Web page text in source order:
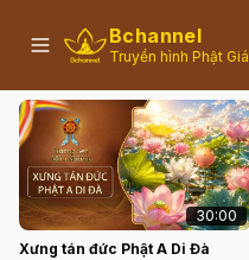
Bchannel
Truyền hình Phật
HƯƠNG SEN MÀU NHIỆM
30:00
Xưng tán đức Phật A Di Đà